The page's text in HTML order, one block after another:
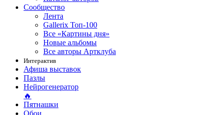
Сообщество
Лента
Gallerix Топ-100
Все «Картины дня»
Новые альбомы
Все авторы Артклуба
Интерактив
Афиша выставок
Пазлы
Нейрогенератор
🔥
Пятнашки
Обои